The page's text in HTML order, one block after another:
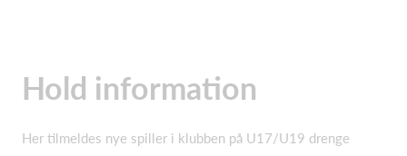
Hold information
Her tilmeldes nye spiller i klubben på U17/U19 drenge